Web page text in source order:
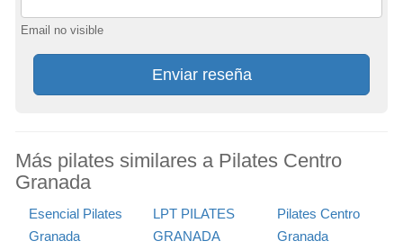
Email no visible
Enviar reseña
Más pilates similares a Pilates Centro
Granada
Esencial Pilates
Granada
LPT PILATES
GRANADA
Pilates Centro
Granada